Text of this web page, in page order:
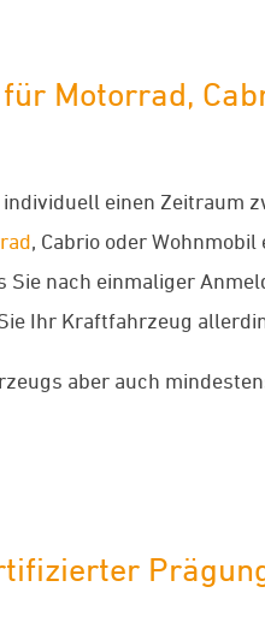
Motorrad,
einen Zeitraum
, Cabrio oder
Sie nach einmaliger
Ihr Kraftfahrzeug
aber auch